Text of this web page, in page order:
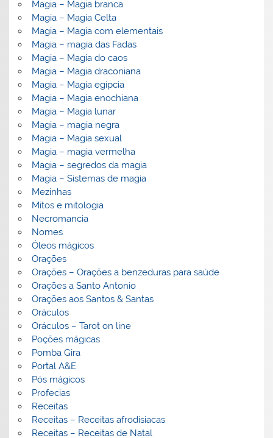
Magia – Magia branca
Magia – Magia Celta
Magia – Magia com elementais
Magia – magia das Fadas
Magia – Magia do caos
Magia – Magia draconiana
Magia – Magia egípcia
Magia – Magia enochiana
Magia – Magia lunar
Magia – magia negra
Magia – Magia sexual
Magia – magia vermelha
Magia – segredos da magia
Magia – Sistemas de magia
Mezinhas
Mitos e mitologia
Necromancia
Nomes
Óleos mágicos
Orações
Orações – Orações a benzeduras para saúde
Orações a Santo Antonio
Orações aos Santos & Santas
Oráculos
Oráculos – Tarot on line
Poções mágicas
Pomba Gira
Portal A&E
Pós mágicos
Profecias
Receitas
Receitas – Receitas afrodisiacas
Receitas – Receitas de Natal